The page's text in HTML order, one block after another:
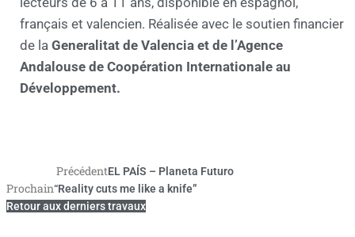
français et valencien. Réalisée avec le soutien financier
de la Generalitat de Valencia et de l’Agence
Andalouse de Coopération Internationale au
Développement.
PrécédentEL PAÍS – Planeta Futuro
Prochain“Reality cuts me like a knife”
Retour aux derniers travaux